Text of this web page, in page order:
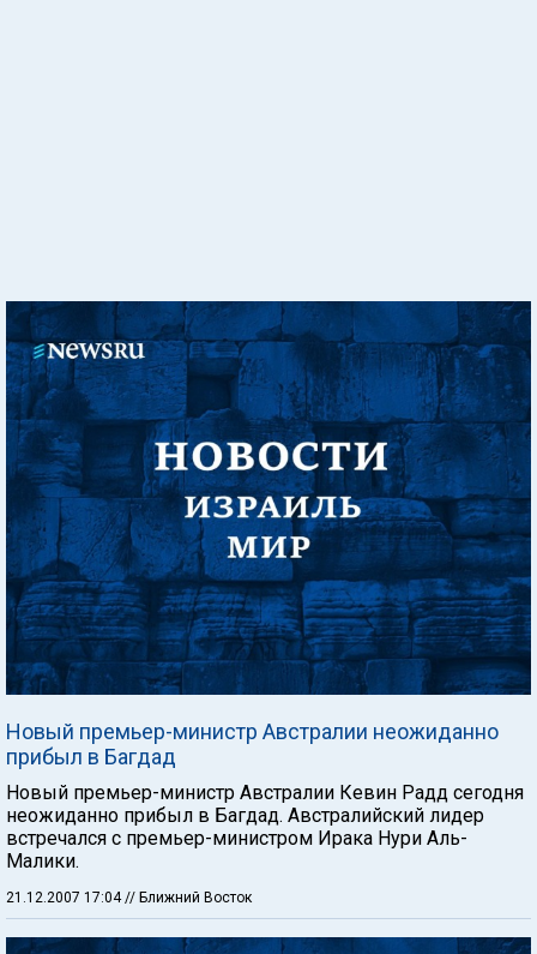
Новый премьер-министр Австралии неожиданно
прибыл в Багдад
Новый премьер-министр Австралии Кевин Радд сегодня
неожиданно прибыл в Багдад. Австралийский лидер
встречался с премьер-министром Ирака Нури Аль-
Малики.
21.12.2007 17:04// Ближний Восток